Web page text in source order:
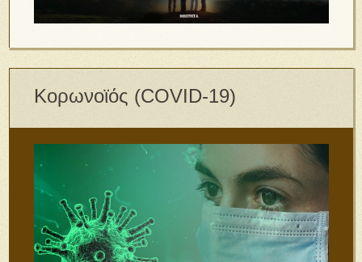
Κορωνοϊός (COVID-19)